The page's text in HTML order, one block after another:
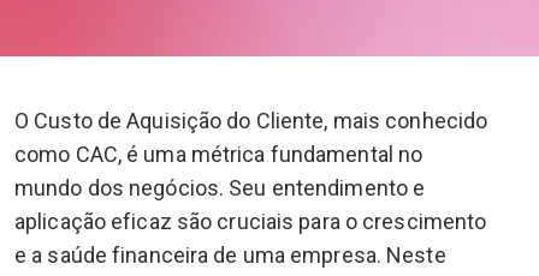
O Custo de Aquisição do Cliente, mais conhecido
como CAC, é uma métrica fundamental no
mundo dos negócios. Seu entendimento e
aplicação eficaz são cruciais para o crescimento
e a saúde financeira de uma empresa. Neste